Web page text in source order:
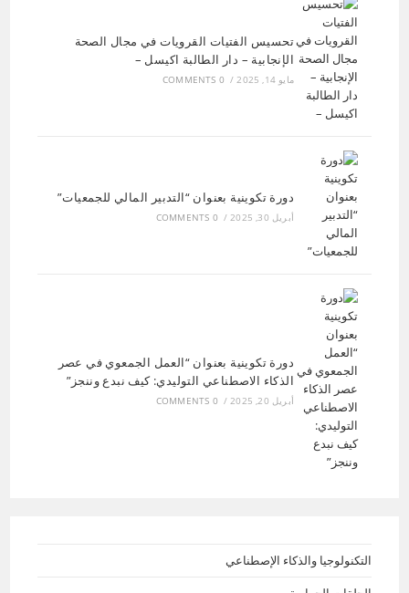
تحسيس الفتيات القرويات في مجال الصحة
الإنجابية – دار الطالبة اكيسل –
مايو 14, 2025 /
0 COMMENTS
دورة تكوينية بعنوان “التدبير المالي للجمعيات”
أبريل 30, 2025 /
0 COMMENTS
دورة تكوينية بعنوان “العمل الجمعوي في عصر
الذكاء الاصطناعي التوليدي: كيف نبدع وننجز”
أبريل 20, 2025 /
0 COMMENTS
التكنولوجيا والذكاء الإصطناعي